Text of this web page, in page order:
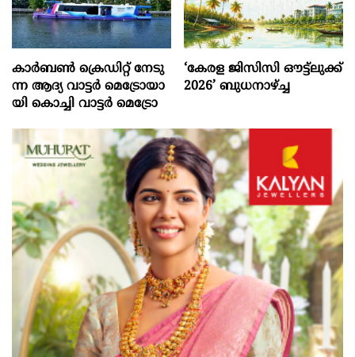
കാ​ര്‍​ബ​ണ്‍ ക്രെ​ഡി​റ്റ് നേ​ടു​
ന്ന ആ​ദ്യ വാ​ട്ട​ര്‍ മെ​ട്രോ​യാ​
യി കൊ​ച്ചി വാ​ട്ട​ര്‍ മെ​ട്രോ
‘കേരള ജിസിസി ഔട്ട്ലുക്ക്
2026’ ബുധനാഴ്ച്ച